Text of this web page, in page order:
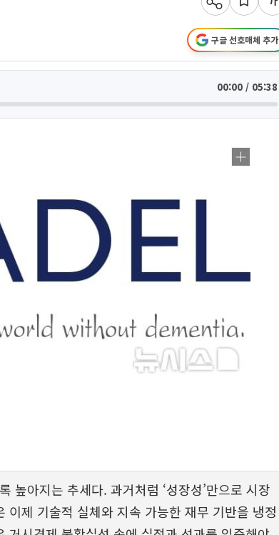
구글 선호매체 추가
00:00 / 05:38
높아지는 추세다. 과거처럼 ‘성장성’만으로 시장
이제 기술적 실체와 지속 가능한 재무 기반을 냉정